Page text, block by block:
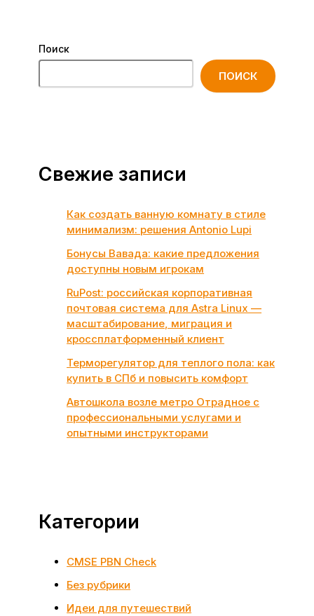
Поиск
ПОИСК
Свежие записи
Как создать ванную комнату в стиле
минимализм: решения Antonio Lupi
Бонусы Вавада: какие предложения
доступны новым игрокам
RuPost: российская корпоративная
почтовая система для Astra Linux —
масштабирование, миграция и
кроссплатформенный клиент
Терморегулятор для теплого пола: как
купить в СПб и повысить комфорт
Автошкола возле метро Отрадное с
профессиональными услугами и
опытными инструкторами
Категории
CMSE PBN Check
Без рубрики
Идеи для путешествий